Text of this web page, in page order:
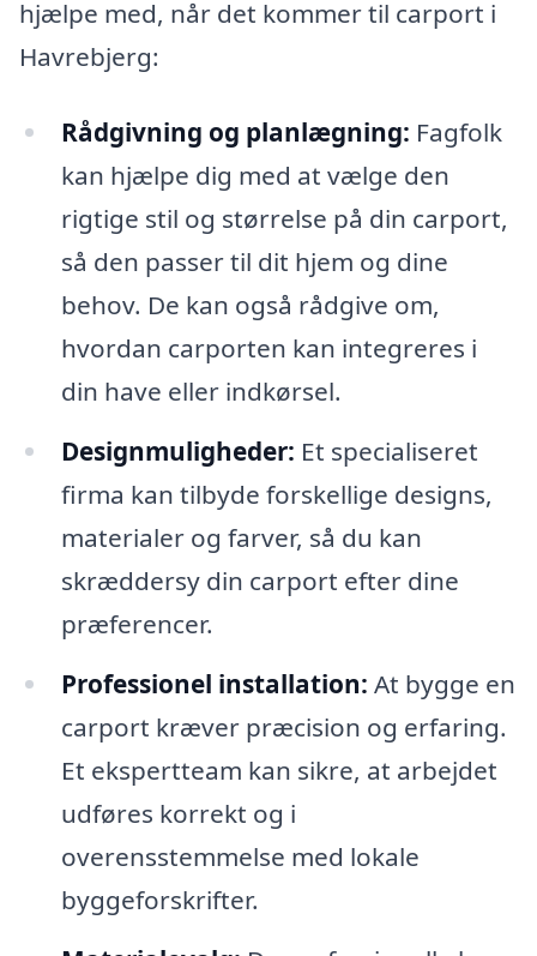
hjælpe med, når det kommer til carport i
Havrebjerg:
Rådgivning og planlægning: Fagfolk
kan hjælpe dig med at vælge den
rigtige stil og størrelse på din carport,
så den passer til dit hjem og dine
behov. De kan også rådgive om,
hvordan carporten kan integreres i
din have eller indkørsel.
Designmuligheder: Et specialiseret
firma kan tilbyde forskellige designs,
materialer og farver, så du kan
skræddersy din carport efter dine
præferencer.
Professionel installation: At bygge en
carport kræver præcision og erfaring.
Et ekspertteam kan sikre, at arbejdet
udføres korrekt og i
overensstemmelse med lokale
byggeforskrifter.